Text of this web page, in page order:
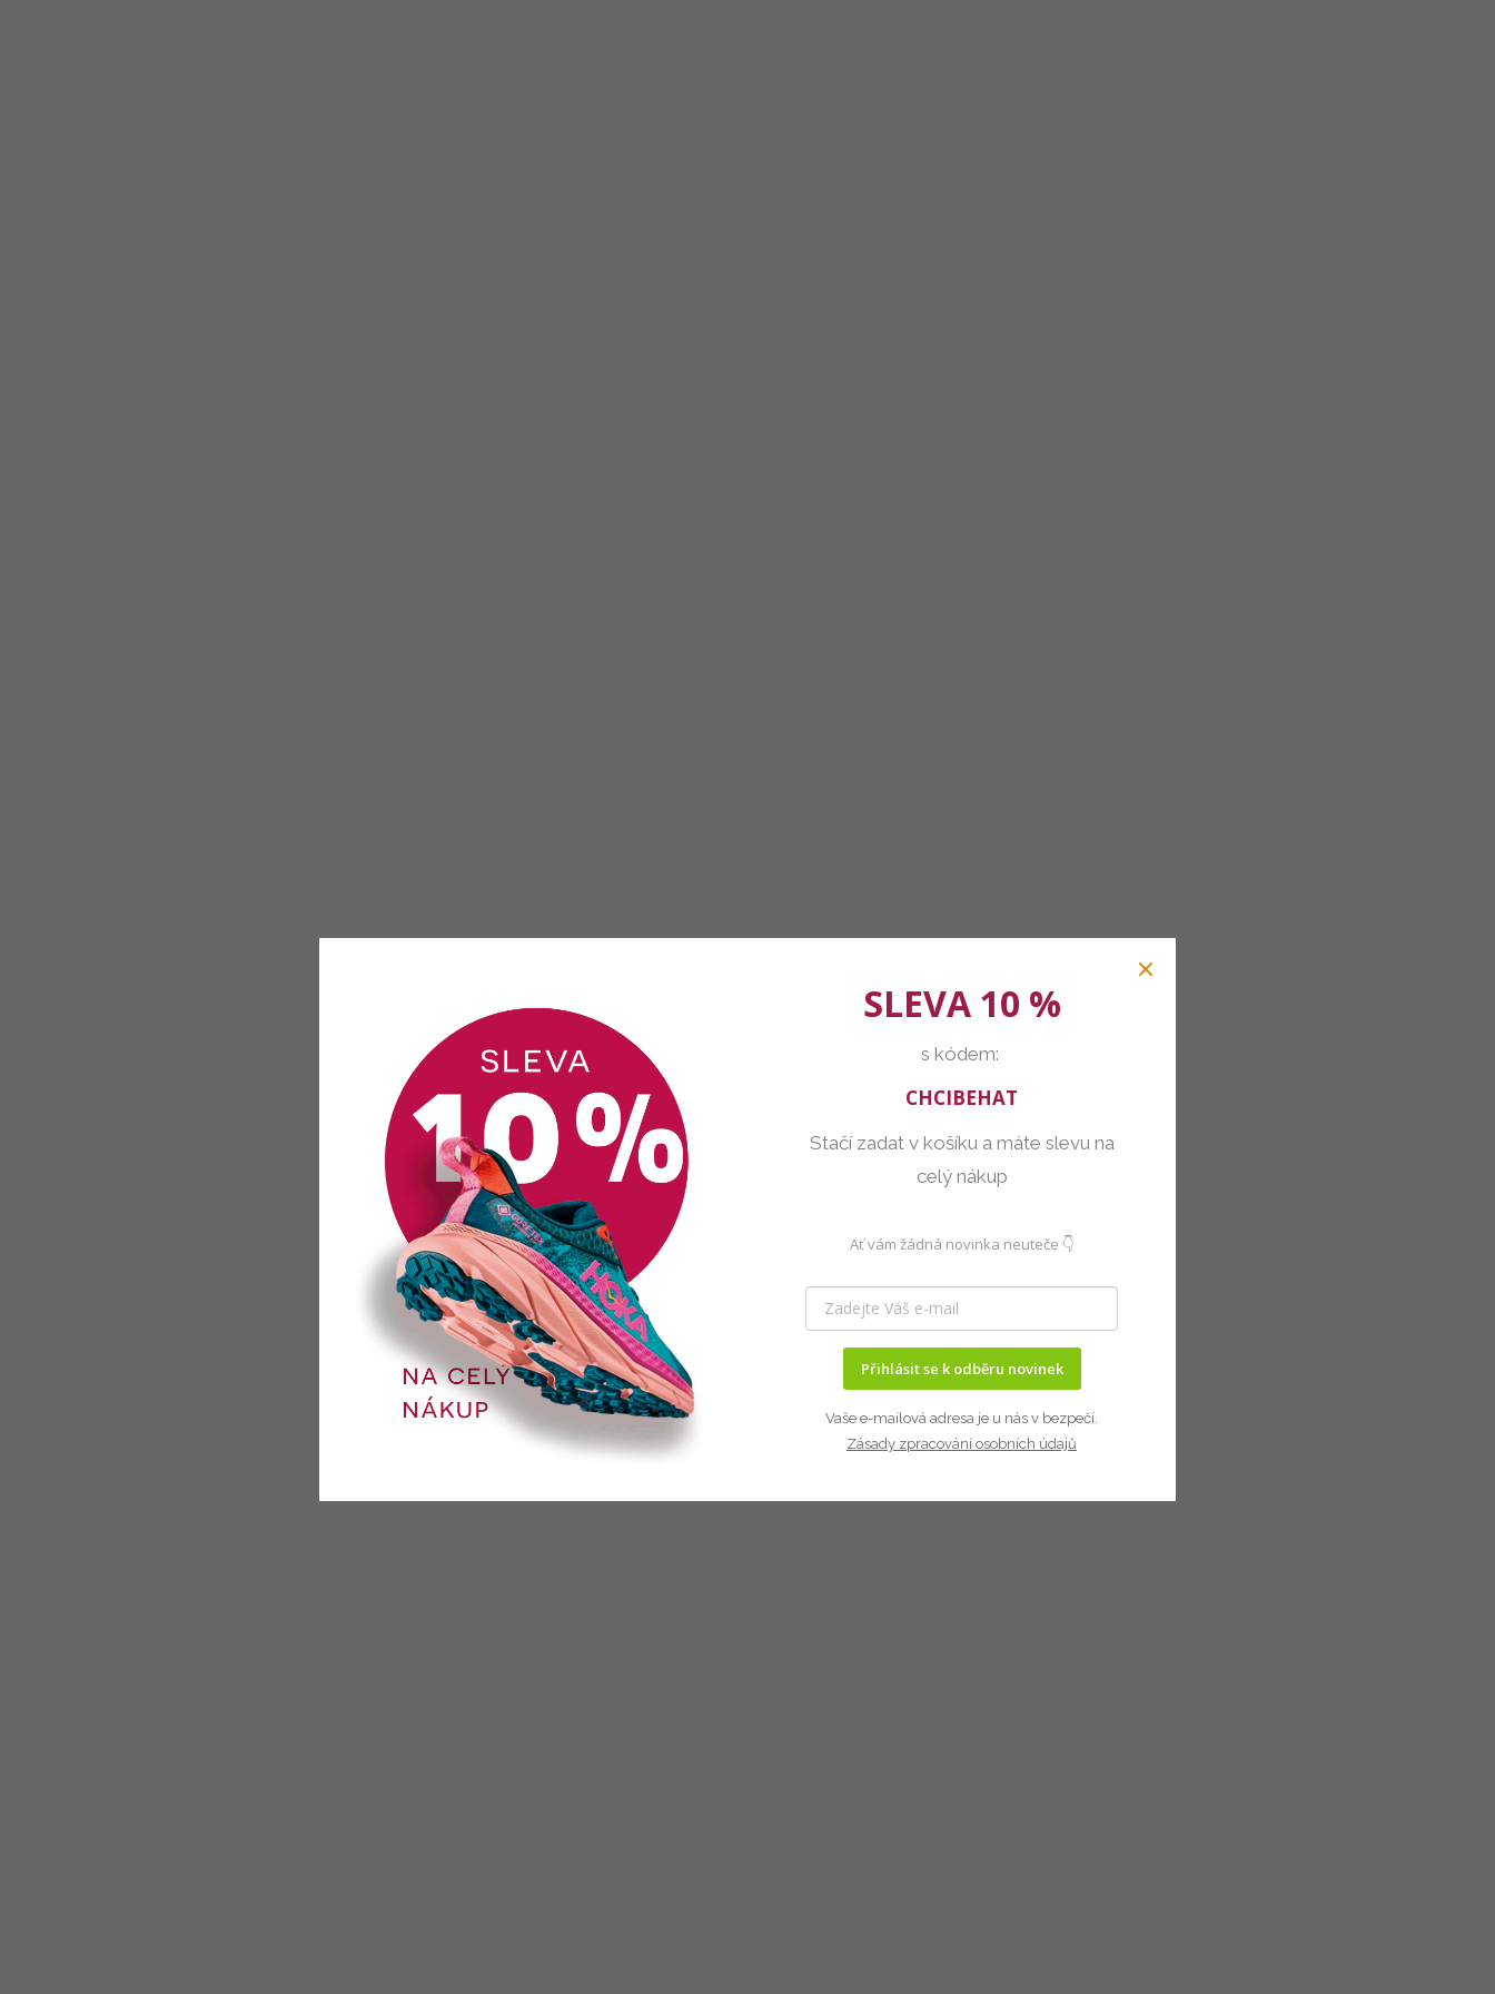
SLEVA 10 %
s kódem:
CHCIBEHAT
Stačí zadat v košíku a máte slevu na
celý nákup
Ať vám žádná novinka neuteče 👇
Přihlásit se k odběru novinek
Vaše e-mailová adresa je u nás v bezpečí.
Zásady zpracování osobních údajů